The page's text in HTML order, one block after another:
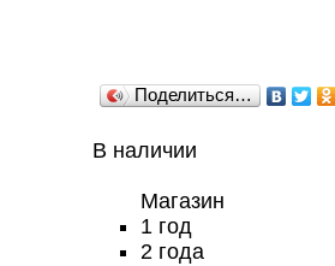
Поделиться…
В наличии
Магазин
1 год
2 года